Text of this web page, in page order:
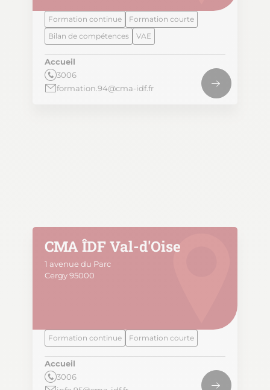
Formation continue
Formation courte
Bilan de compétences
VAE
Accueil
3006
formation.94@cma-idf.fr
CMA ÎDF Val-d'Oise
1 avenue du Parc
Cergy 95000
Formation continue Formation courte
Accueil
3006